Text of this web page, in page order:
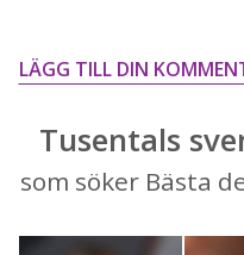
LÄGG TILL DIN
Tusentals
som söker Bästa